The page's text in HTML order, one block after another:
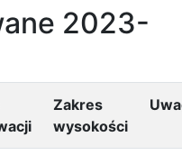
2023-
Zakres
wysokości